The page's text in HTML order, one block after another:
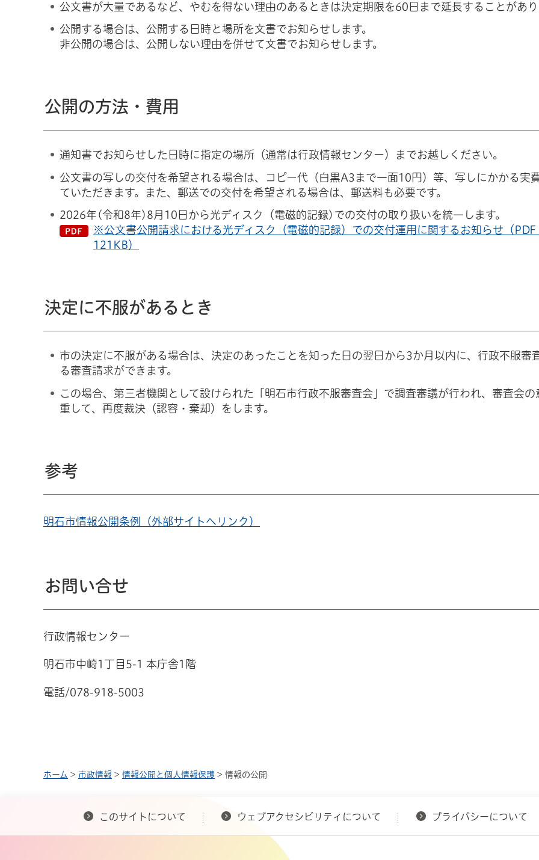
公文書が大量であるなど、やむを得ない理由のあるときは決定期限を60日まで延長することがあ
公開する場合は、公開する日時と場所を文書でお知らせします。
非公開の場合は、公開しない理由を併せて文書でお知らせします。
公開の方法・費用
通知書でお知らせした日時に指定の場所（通常は行政情報センター）までお越しください。
公文書の写しの交付を希望される場合は、コピー代（白黒A3まで一面10円）等、写しにかかる実
ていただきます。また、郵送での交付を希望される場合は、郵送料も必要です。
2026年(令和8年)8月10日から光ディスク（電磁的記録)での交付の取り扱いを統一します。
※公文書公開請求における光ディスク（電磁的記録）での交付運用に関するお知らせ（PDF
121KB）
決定に不服があるとき
市の決定に不服がある場合は、決定のあったことを知った日の翌日から3か月以内に、行政不服審
る審査請求ができます。
この場合、第三者機関として設けられた「明石市行政不服審査会」で調査審議が行われ、審査会の
重して、再度裁決（認容・棄却）をします。
参考
明石市情報公開条例（外部サイトへリンク）
お問い合せ
行政情報センター
明石市中崎1丁目5-1 本庁舎1階
電話/078-918-5003
ホーム > 市政情報 > 情報公開と個人情報保護 > 情報の公開
このサイトについて ウェブアクセシビリティについて プライバシーについて